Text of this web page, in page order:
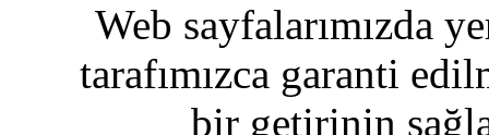
Web sayfalarımızda
tarafımızca garanti
bir getirinin